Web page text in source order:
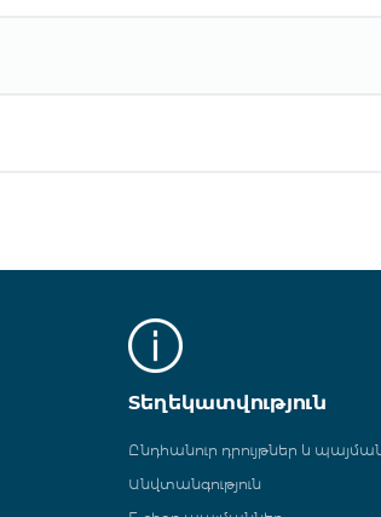
Տեղեկատվություն
Ընդհանուր դրույթներ և
Անվտանգություն